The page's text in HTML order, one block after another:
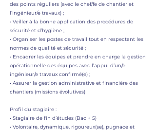
des points réguliers (avec le chef/fe de chantier et
l’ingénieur/e travaux) ;
• Veiller à la bonne application des procédures de
sécurité et d’hygiène ;
• Organiser les postes de travail tout en respectant les
normes de qualité et sécurité ;
• Encadrer les équipes et prendre en charge la gestion
opérationnelle des équipes avec l’appui d’un/e
ingénieur/e travaux confirmé(e) ;
• Assurer la gestion administrative et financière des
chantiers (missions évolutives)
Profil du stagiaire :
• Stagiaire de fin d’études (Bac + 5)
• Volontaire, dynamique, rigoureux(se), pugnace et